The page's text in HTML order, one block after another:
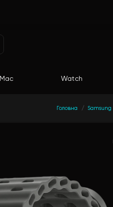
Mac Watch
Головна Samsung